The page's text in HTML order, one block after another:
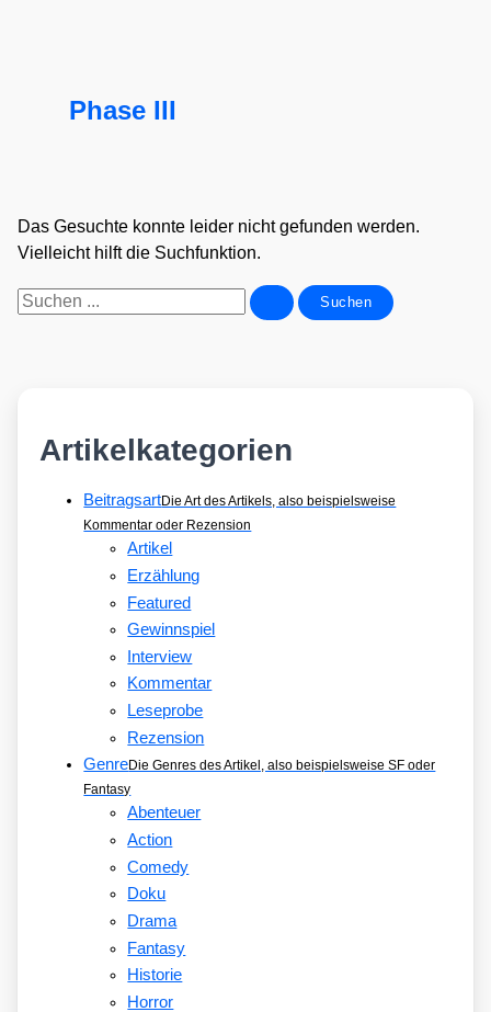
Phase III
Das Gesuchte konnte leider nicht gefunden werden.
Vielleicht hilft die Suchfunktion.
Suchen
Artikelkategorien
BeitragsartDie Art des Artikels, also beispielsweise
Kommentar oder Rezension
Artikel
Erzählung
Featured
Gewinnspiel
Interview
Kommentar
Leseprobe
Rezension
GenreDie Genres des Artikel, also beispielsweise SF oder
Fantasy
Abenteuer
Action
Comedy
Doku
Drama
Fantasy
Historie
Horror